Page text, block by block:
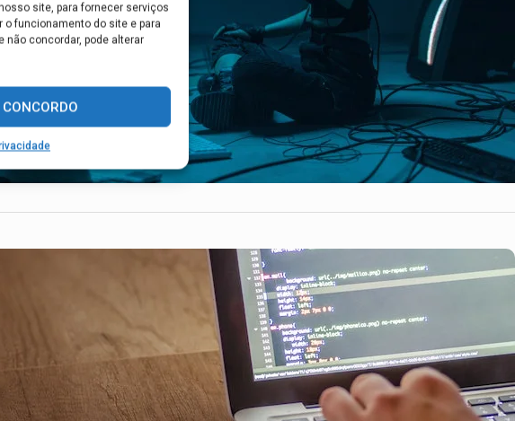
site, para fornecer serviços
o funcionamento do site e para
não concordar, pode alterar
CONCORDO